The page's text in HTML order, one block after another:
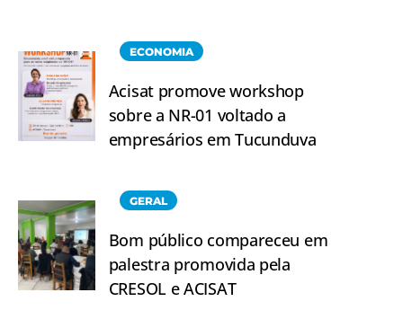
ECONOMIA
Acisat promove workshop
sobre a NR-01 voltado a
empresários em Tucunduva
GERAL
Bom público compareceu em
palestra promovida pela
CRESOL e ACISAT